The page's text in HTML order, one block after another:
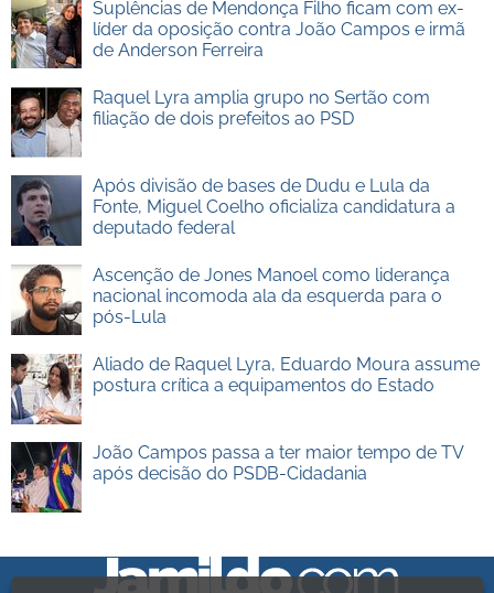
Suplências de Mendonça Filho ficam com ex-
líder da oposição contra João Campos e irmã
de Anderson Ferreira
Raquel Lyra amplia grupo no Sertão com
filiação de dois prefeitos ao PSD
Após divisão de bases de Dudu e Lula da
Fonte, Miguel Coelho oficializa candidatura a
deputado federal
Ascenção de Jones Manoel como liderança
nacional incomoda ala da esquerda para o
pós-Lula
Aliado de Raquel Lyra, Eduardo Moura assume
postura crítica a equipamentos do Estado
João Campos passa a ter maior tempo de TV
após decisão do PSDB-Cidadania